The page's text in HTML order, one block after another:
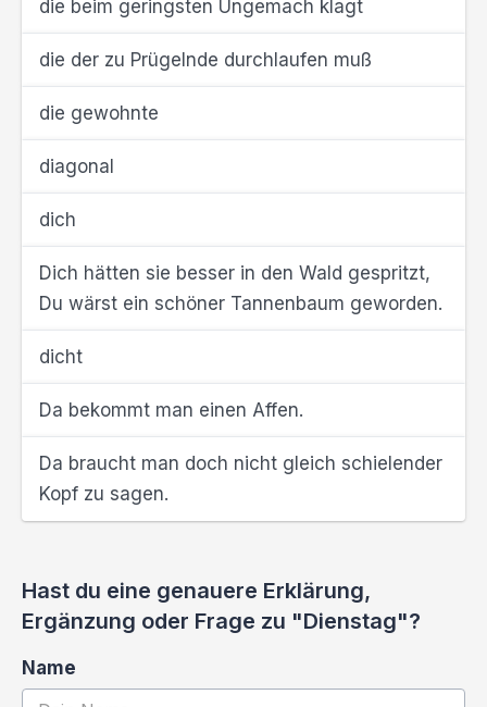
die beim geringsten Ungemach klagt
die der zu Prügelnde durchlaufen muß
die gewohnte
diagonal
dich
Dich hätten sie besser in den Wald gespritzt,
Du wärst ein schöner Tannenbaum geworden.
dicht
Da bekommt man einen Affen.
Da braucht man doch nicht gleich schielender
Kopf zu sagen.
Hast du eine genauere Erklärung,
Ergänzung oder Frage zu "Dienstag"?
Name